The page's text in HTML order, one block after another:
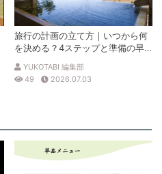
旅行の計画の立て方｜いつから何
を決める？4ステップと準備の早
見表
YUKOTABI 編集部
49
2026.07.03